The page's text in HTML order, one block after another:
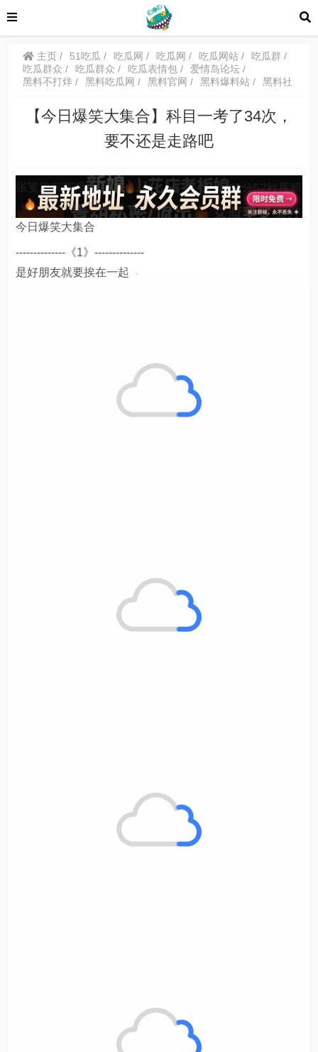
主页 51吃瓜 吃瓜网 吃瓜网 吃瓜网站
吃瓜群
吃瓜群众
吃瓜群众 吃瓜表情包
爱情岛论坛
黑料不打烊
黑料吃瓜网 黑料官网 黑料爆料站 黑料社
【今日爆笑大集合】科目一考了34次，
要不还是走路吧
今日爆笑大集合
--------------《1》--------------
是好朋友就要挨在一起